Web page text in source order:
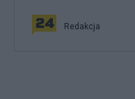
Redakcja